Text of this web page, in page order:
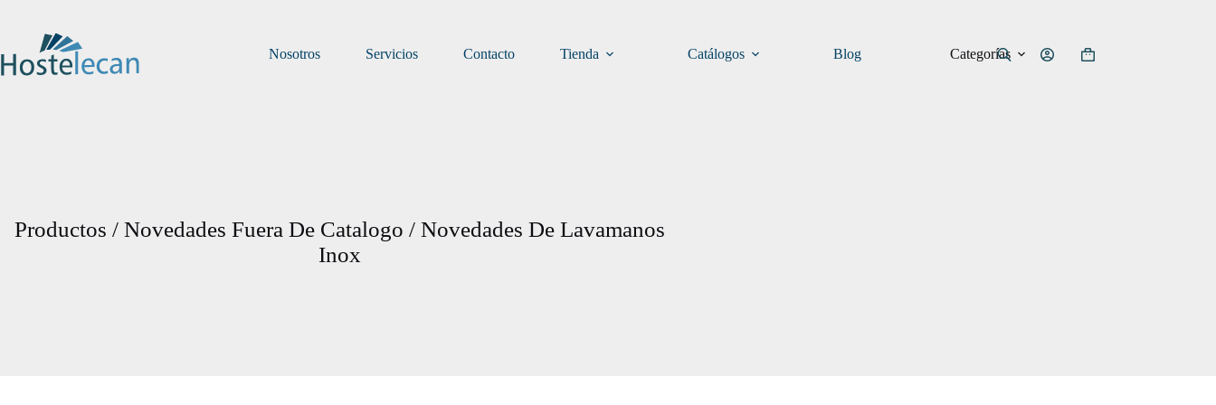
contenido
Nosotros
Servicios Contacto Tienda Catálogos Blog Categorías
Carro
Productos / Novedades Fuera De Catalogo / Novedades De Lavamanos
Inox